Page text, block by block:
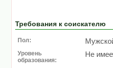
Требования к соискателю
Пол:
Уровень
образования:
Не